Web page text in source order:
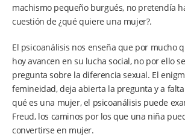
machismo pequeño burgués, no pretendía
cuestión de ¿qué quiere una mujer?.
El psicoanálisis nos enseña que por mucho
hoy avancen en su lucha social, no por ello
pregunta sobre la diferencia sexual. El
femineidad, deja abierta la pregunta y a
qué es una mujer, el psicoanálisis puede
Freud, los caminos por los que una niña
convertirse en mujer.